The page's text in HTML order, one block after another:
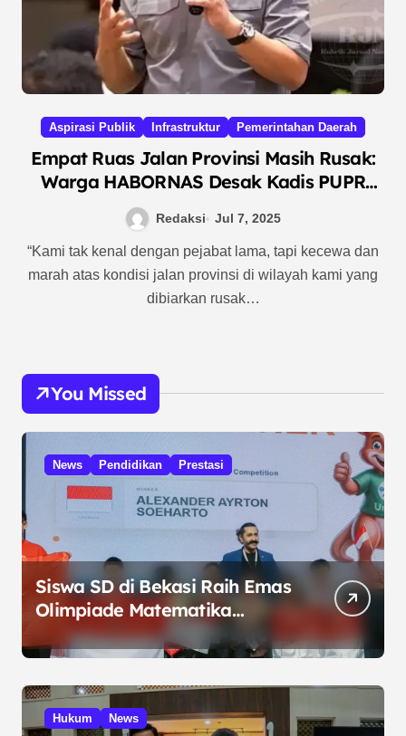
Aspirasi Publik Infrastruktur Pemerintahan Daerah
Empat Ruas Jalan Provinsi Masih Rusak:
Warga HABORNAS Desak Kadis PUPR
Sumut Prioritaskan Pembangunan
Redaksi Jul 7, 2025
“Kami tak kenal dengan pejabat lama, tapi kecewa dan
marah atas kondisi jalan provinsi di wilayah kami yang
dibiarkan rusak…
You Missed
News Pendidikan Prestasi
Siswa SD di Bekasi Raih Emas
Olimpiade Matematika
Internasional di Malaysia
Hukum News